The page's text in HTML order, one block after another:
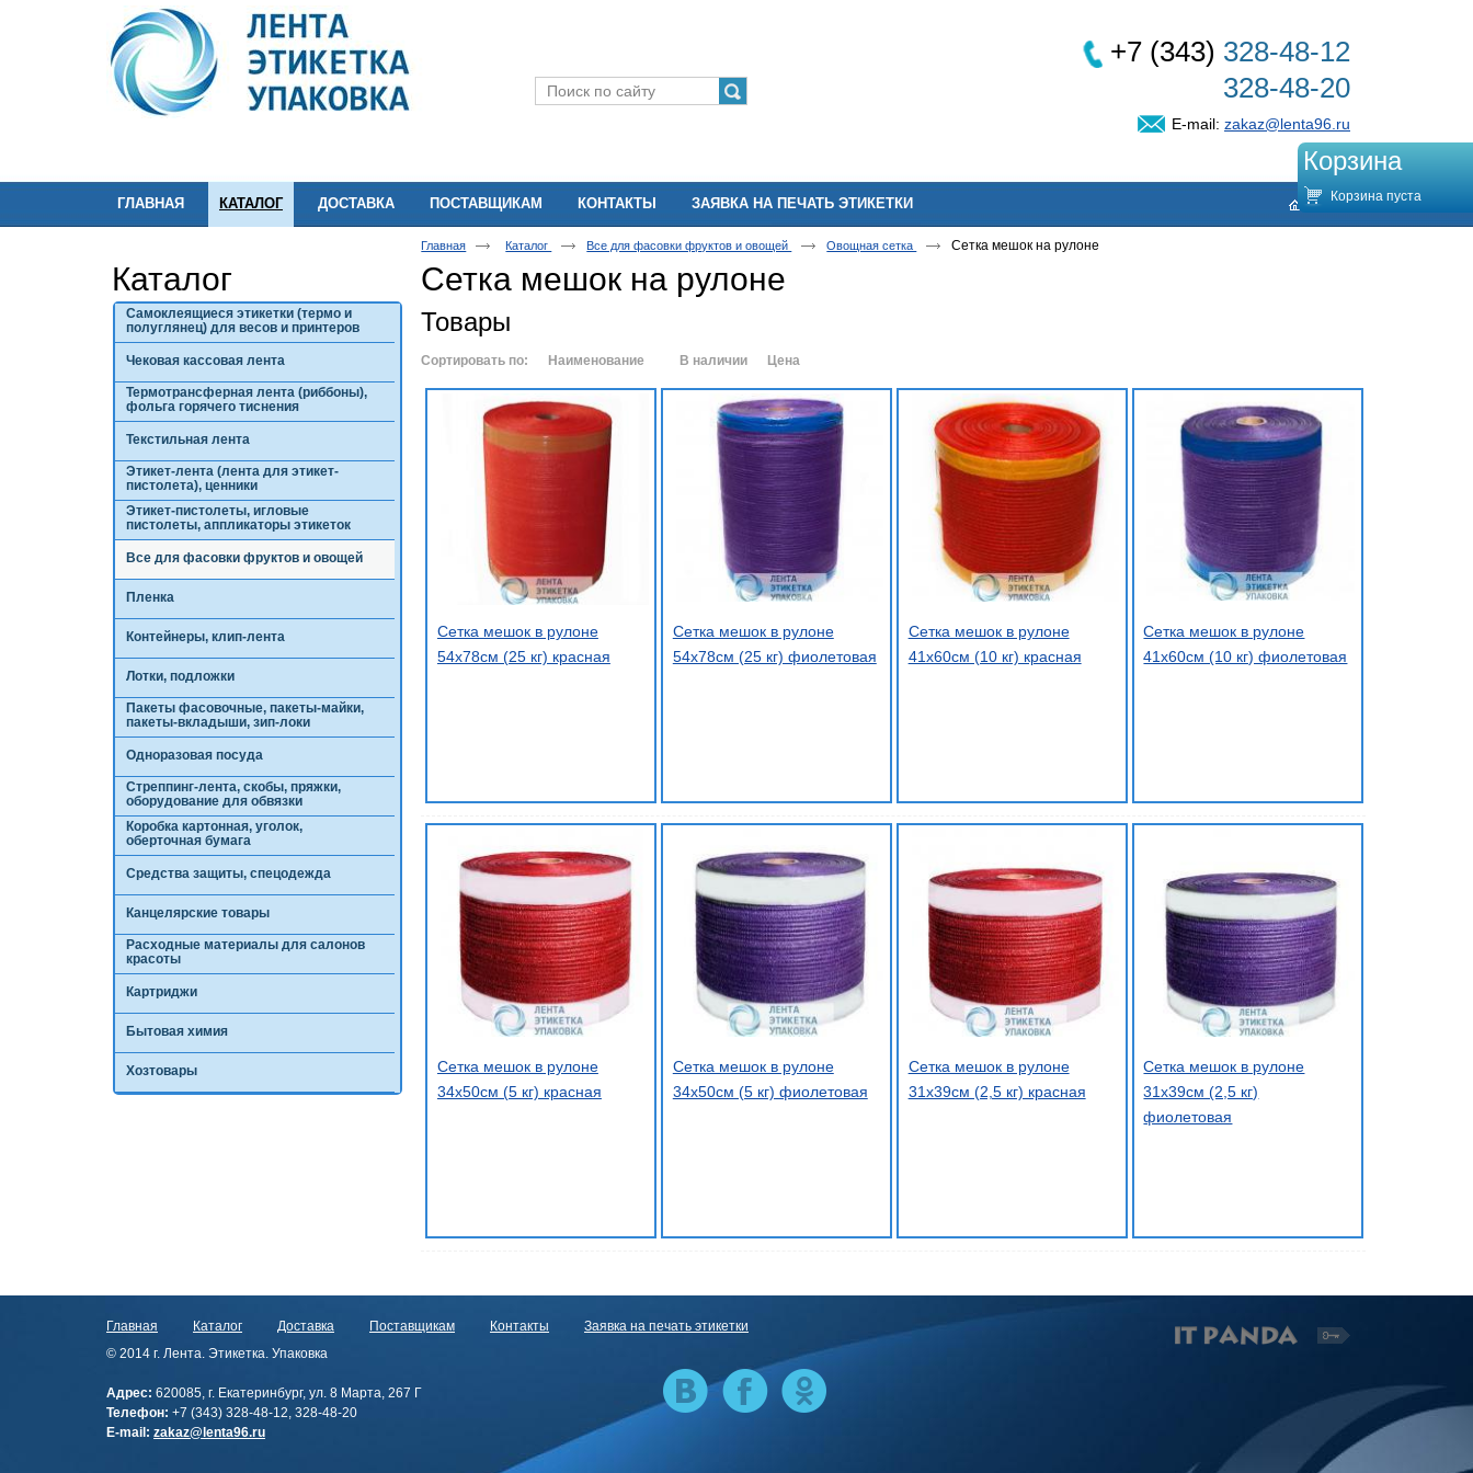
+7 (343) 328-48-12
328-48-20
E-mail: zakaz@lenta96.ru
ГЛАВНАЯ КАТАЛОГ ДОСТАВКА ПОСТАВЩИКАМ КОНТАКТЫ ЗАЯВКА НА ПЕЧАТЬ ЭТИКЕТКИ
Каталог
Самоклеящиеся этикетки (термо и
полуглянец) для весов и принтеров
Чековая кассовая лента
Термотрансферная лента (риббоны),
фольга горячего тиснения
Текстильная лента
Этикет-лента (лента для этикет-
пистолета), ценники
Этикет-пистолеты, игловые
пистолеты, аппликаторы этикеток
Все для фасовки фруктов и овощей
Пленка
Контейнеры, клип-лента
Лотки, подложки
Пакеты фасовочные, пакеты-майки,
пакеты-вкладыши, зип-локи
Одноразовая посуда
Стреппинг-лента, скобы, пряжки,
оборудование для обвязки
Коробка картонная, уголок,
оберточная бумага
Средства защиты, спецодежда
Канцелярские товары
Расходные материалы для салонов
красоты
Картриджи
Бытовая химия
Хозтовары
Корзина
Корзина пуста
Главная Каталог Все для фасовки фруктов и овощей Овощная сетка Сетка мешок на рулоне
Сетка мешок на рулоне
Товары
Сортировать по: Наименование В наличии Цена
Сетка мешок в рулоне
54х78см (25 кг) красная
Сетка мешок в рулоне
54х78см (25 кг) фиолетовая
Сетка мешок в рулоне
41х60см (10 кг) красная
Сетка мешок в рулоне
41х60см (10 кг) фиолетовая
Сетка мешок в рулоне
34х50см (5 кг) красная
Сетка мешок в рулоне
34х50см (5 кг) фиолетовая
Сетка мешок в рулоне
31х39см (2,5 кг) красная
Сетка мешок в рулоне
31х39см (2,5 кг)
фиолетовая
Главная Каталог Доставка Поставщикам Контакты
Заявка на печать этикетки
© 2014 г. Лента. Этикетка. Упаковка
Адрес: 620085, г. Екатеринбург, ул. 8 Марта, 267 Г
Телефон: +7 (343) 328-48-12, 328-48-20
E-mail: zakaz@lenta96.ru